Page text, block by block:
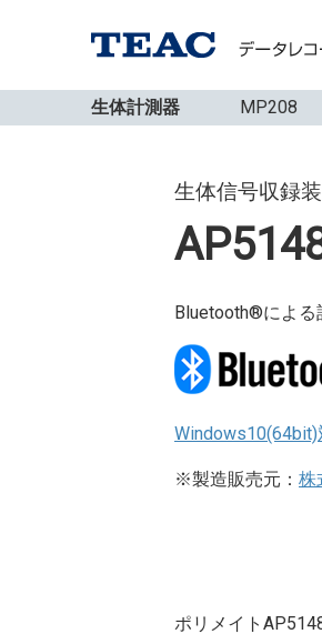
生体計測器 MP208
生体信号収録
Bluetooth®による
Windows10(64bit)
※製造販売元： 株
ポリメイト